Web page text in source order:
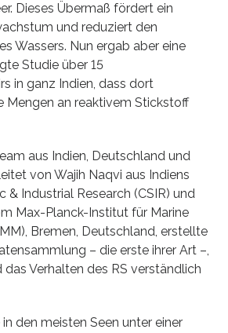
Dieses Übermaß fördert ein
und reduziert den
Wassers. Nun ergab aber eine
Studie über 15
in ganz Indien, dass dort
Mengen an reaktivem Stickstoff
aus Indien, Deutschland und
von Wajih Naqvi aus Indiens
& Industrial Research (CSIR) und
Max-Planck-Institut für Marine
Bremen, Deutschland, erstellte
– die erste ihrer Art –,
Verhalten des RS verständlich
den meisten Seen unter einer